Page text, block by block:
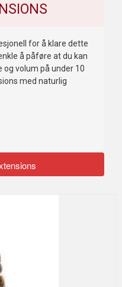
for å klare dette
å påføre at du kan
volum på under 10
med naturlig